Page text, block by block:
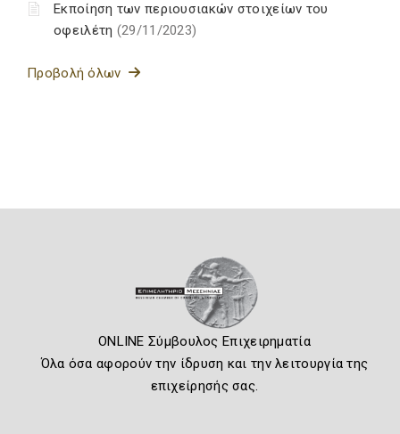
Εκποίηση των περιουσιακών στοιχείων του
οφειλέτη (29/11/2023)
Προβολή όλων
ONLINE Σύμβουλος Επιχειρηματία
Όλα όσα αφορούν την ίδρυση και την λειτουργία της
επιχείρησής σας.